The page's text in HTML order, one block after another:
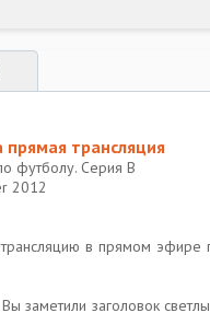
трансляция
футболу. Серия B
2012
трансляцию в прямом
Вы заметили заголовок